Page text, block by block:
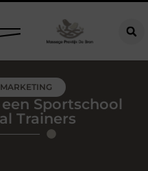
Sportschool
Trainers